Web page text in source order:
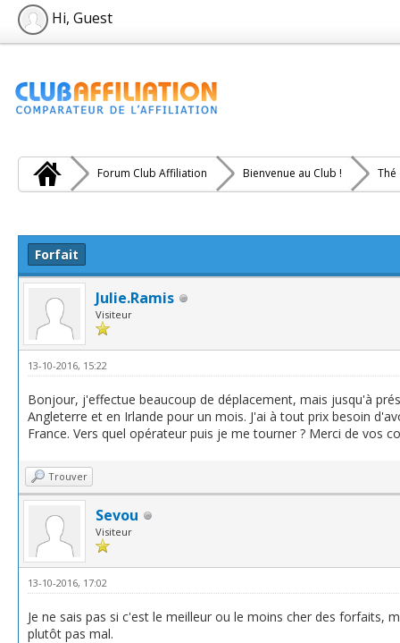
Hi, Guest
Forum Club Affiliation Bienvenue au Club ! Thé
Forfait
Julie.Ramis
Visiteur
13-10-2016, 15:22
Bonjour, j'effectue beaucoup de déplacement, mais jusqu'à
Angleterre et en Irlande pour un mois. J'ai à tout prix besoin
France. Vers quel opérateur puis je me tourner ? Merci de vos
Trouver
Sevou
Visiteur
13-10-2016, 17:02
Je ne sais pas si c'est le meilleur ou le moins cher des forfaits,
plutôt pas mal.